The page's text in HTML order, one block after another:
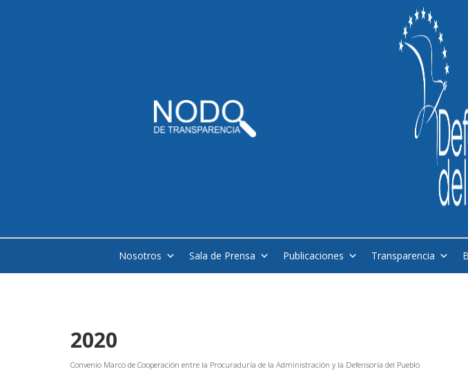
Nosotros Sala de Prensa Publicaciones Transparencia
2020
Convenio Marco de Cooperación entre la Procuraduría de la Administración y la Defensoría del Pueblo